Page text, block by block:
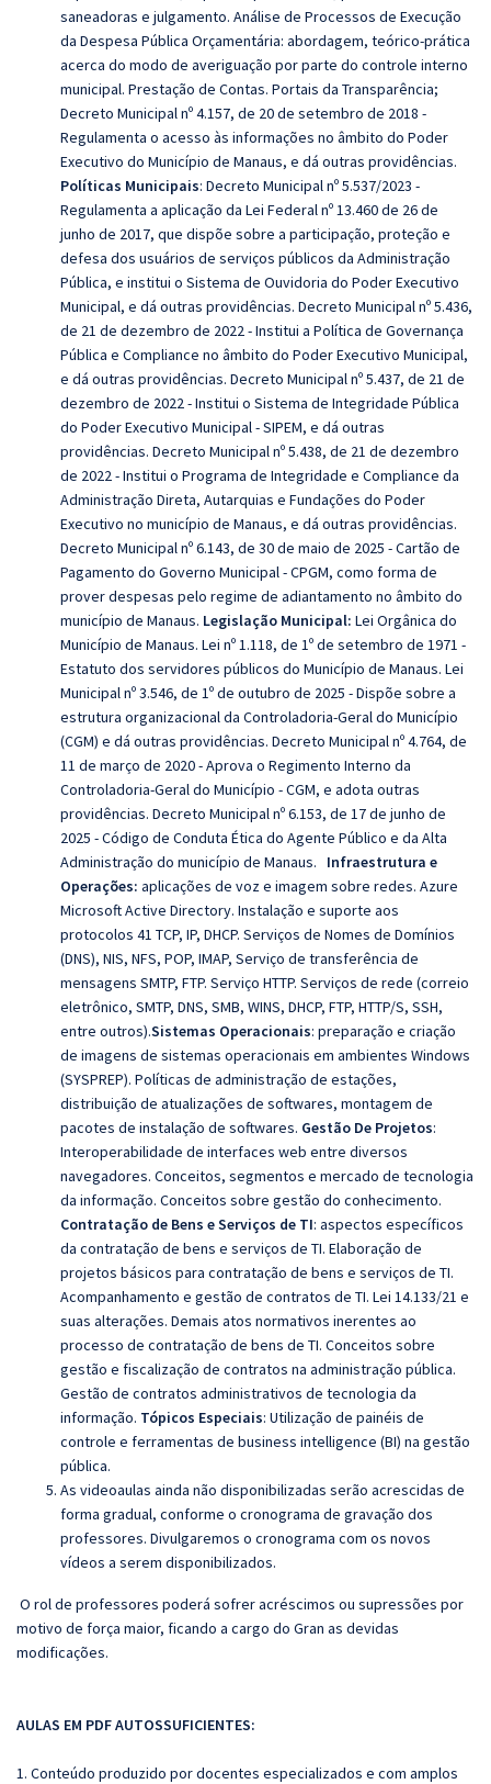
saneadoras e julgamento. Análise de Processos de Execução
da Despesa Pública Orçamentária: abordagem, teórico-prática
acerca do modo de averiguação por parte do controle interno
municipal. Prestação de Contas. Portais da Transparência;
Decreto Municipal nº 4.157, de 20 de setembro de 2018 -
Regulamenta o acesso às informações no âmbito do Poder
Executivo do Município de Manaus, e dá outras providências.
Políticas Municipais: Decreto Municipal nº 5.537/2023 -
Regulamenta a aplicação da Lei Federal nº 13.460 de 26 de
junho de 2017, que dispõe sobre a participação, proteção e
defesa dos usuários de serviços públicos da Administração
Pública, e institui o Sistema de Ouvidoria do Poder Executivo
Municipal, e dá outras providências. Decreto Municipal nº 5.436,
de 21 de dezembro de 2022 - Institui a Política de Governança
Pública e Compliance no âmbito do Poder Executivo Municipal,
e dá outras providências. Decreto Municipal nº 5.437, de 21 de
dezembro de 2022 - Institui o Sistema de Integridade Pública
do Poder Executivo Municipal - SIPEM, e dá outras
providências. Decreto Municipal nº 5.438, de 21 de dezembro
de 2022 - Institui o Programa de Integridade e Compliance da
Administração Direta, Autarquias e Fundações do Poder
Executivo no município de Manaus, e dá outras providências.
Decreto Municipal nº 6.143, de 30 de maio de 2025 - Cartão de
Pagamento do Governo Municipal - CPGM, como forma de
prover despesas pelo regime de adiantamento no âmbito do
município de Manaus. Legislação Municipal: Lei Orgânica do
Município de Manaus. Lei nº 1.118, de 1º de setembro de 1971 -
Estatuto dos servidores públicos do Município de Manaus. Lei
Municipal nº 3.546, de 1º de outubro de 2025 - Dispõe sobre a
estrutura organizacional da Controladoria-Geral do Município
(CGM) e dá outras providências. Decreto Municipal nº 4.764, de
11 de março de 2020 - Aprova o Regimento Interno da
Controladoria-Geral do Município - CGM, e adota outras
providências. Decreto Municipal nº 6.153, de 17 de junho de
2025 - Código de Conduta Ética do Agente Público e da Alta
Administração do município de Manaus. Infraestrutura e
Operações: aplicações de voz e imagem sobre redes. Azure
Microsoft Active Directory. Instalação e suporte aos
protocolos 41 TCP, IP, DHCP. Serviços de Nomes de Domínios
(DNS), NIS, NFS, POP, IMAP, Serviço de transferência de
mensagens SMTP, FTP. Serviço HTTP. Serviços de rede (correio
eletrônico, SMTP, DNS, SMB, WINS, DHCP, FTP, HTTP/S, SSH,
entre outros).Sistemas Operacionais: preparação e criação
de imagens de sistemas operacionais em ambientes Windows
(SYSPREP). Políticas de administração de estações,
distribuição de atualizações de softwares, montagem de
pacotes de instalação de softwares. Gestão De Projetos:
Interoperabilidade de interfaces web entre diversos
navegadores. Conceitos, segmentos e mercado de tecnologia
da informação. Conceitos sobre gestão do conhecimento.
Contratação de Bens e Serviços de TI: aspectos específicos
da contratação de bens e serviços de TI. Elaboração de
projetos básicos para contratação de bens e serviços de TI.
Acompanhamento e gestão de contratos de TI. Lei 14.133/21 e
suas alterações. Demais atos normativos inerentes ao
processo de contratação de bens de TI. Conceitos sobre
gestão e fiscalização de contratos na administração pública.
Gestão de contratos administrativos de tecnologia da
informação. Tópicos Especiais: Utilização de painéis de
controle e ferramentas de business intelligence (BI) na gestão
pública.
As videoaulas ainda não disponibilizadas serão acrescidas de
forma gradual, conforme o cronograma de gravação dos
professores. Divulgaremos o cronograma com os novos
vídeos a serem disponibilizados.
O rol de professores poderá sofrer acréscimos ou supressões por
motivo de força maior, ficando a cargo do Gran as devidas
modificações.
AULAS EM PDF AUTOSSUFICIENTES:
1. Conteúdo produzido por docentes especializados e com amplos